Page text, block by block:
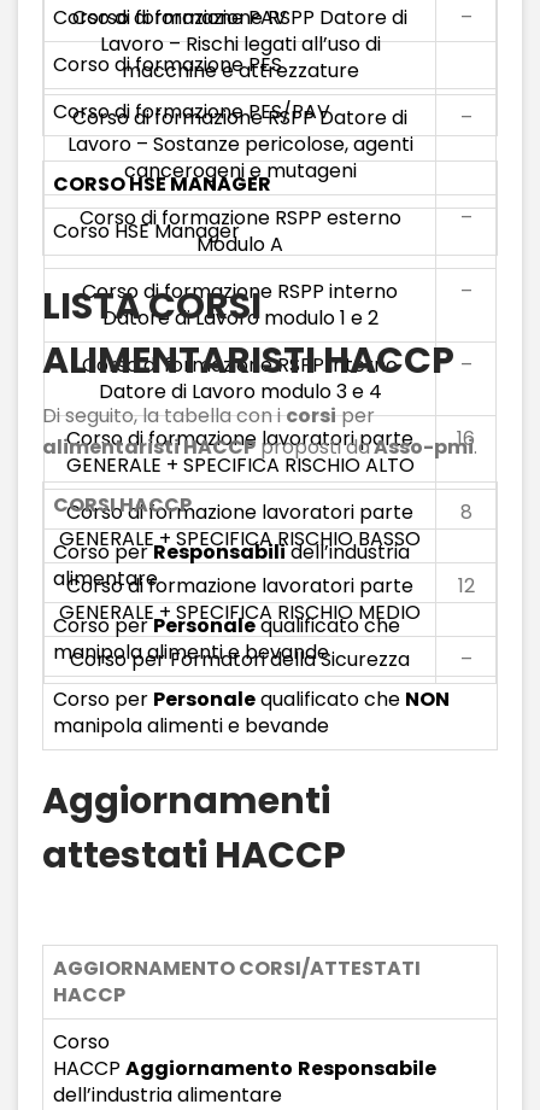
Corso di formazione RSPP Datore di
Lavoro – Rischi legati all’uso di
macchine e attrezzature
–
Corso di formazione RSPP Datore di
Lavoro – Sostanze pericolose, agenti
cancerogeni e mutageni
–
Corso di formazione RSPP esterno
Modulo A
–
Corso di formazione RSPP interno
Datore di Lavoro modulo 1 e 2
–
Corso di formazione RSPP interno
Datore di Lavoro modulo 3 e 4
–
Corso di formazione lavoratori parte
GENERALE + SPECIFICA RISCHIO ALTO
16
Corso di formazione lavoratori parte
GENERALE + SPECIFICA RISCHIO BASSO
8
Corso di formazione lavoratori parte
GENERALE + SPECIFICA RISCHIO MEDIO
12
Corso per Formatori della Sicurezza –
Corso di formazione PAV
Corso di formazione PES
Corso di formazione PES/PAV
CORSO HSE MANAGER
Corso HSE Manager
LISTA CORSI
ALIMENTARISTI HACCP
Di seguito, la tabella con icorsiper
alimentaristi HACCPproposti daAsso-pmi.
CORSI HACCP
Corso perResponsabilidell’industria
alimentare
Corso perPersonalequalificato che
manipola alimenti e bevande
Corso per Personalequalificato che NON
manipola alimenti e bevande
Aggiornamenti
attestati HACCP
AGGIORNAMENTO CORSI/ATTESTATI
HACCP
Corso
HACCP Aggiornamento Responsabile
dell’industria alimentare